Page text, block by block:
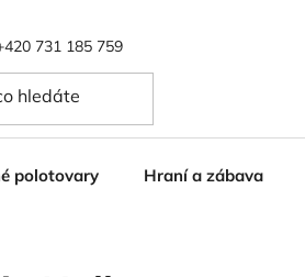
731 185 759
polotovary Hraní a zábava